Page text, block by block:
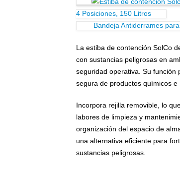
4 Posiciones, 150 Litros
Bandeja Antiderrames
La estiba de contención SolCo
con sustancias peligrosas en
seguridad operativa. Su función
segura de productos químicos e
Incorpora rejilla removible, lo
labores de limpieza y
organización del espacio de
una alternativa eficiente para
sustancias peligrosas.